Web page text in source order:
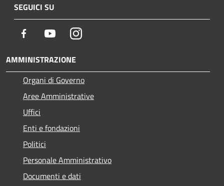
SEGUICI SU
Facebook YoutubeInstagram
AMMINISTRAZIONE
Organi di Governo
Aree Amministrative
Uffici
Enti e fondazioni
Politici
Personale Amministrativo
Documenti e dati